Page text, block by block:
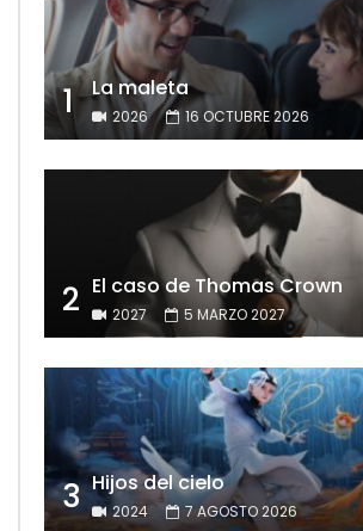
1 La maleta
2026 16 OCTUBRE 2026
2 El caso de Thomas Crown
2027 5 MARZO 2027
3 Hijos del cielo
2024 7 AGOSTO 2026